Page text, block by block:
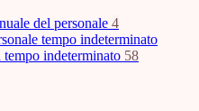
del personale 4
tempo indeterminato
tempo indeterminato 58